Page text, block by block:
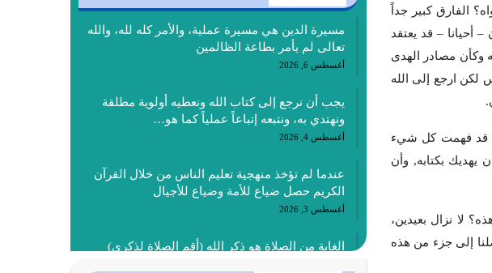
الفارق كبير جداً
أحيانا – قد يعتقد
وكأن مصادر الهدى
لكن ارجع إلى الله
قد فهمت كل شيء
يهديك بكتابه, وأن
من الآية2) وهل نحن وصلنا هذه؟ لا نزال بعيدين،
إلى جزء من هذه
مسيرة الدين هي مسيرة عملية، والأمر كله لله، والله
تعالى لم يأمر بطاعة الظالمين
أغسطس 6, 2026
يجب أن نرجع إلى كتاب الله ونعطيه أولوية مطلقة
ونهتدي به، ونتبعه إتباعاً عملياً كما هو…
أغسطس 4, 2026
عندما لم تؤخذ منهجية تعليم الناس من خلال القرآن
الكريم حصل ضياع للأمة وضياع للأجيال
أغسطس 3, 2026
الغاية من الصلاة هو ذكر الله (أقم الصلاة لذكري)